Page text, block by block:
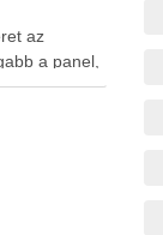
az
a panel,
és